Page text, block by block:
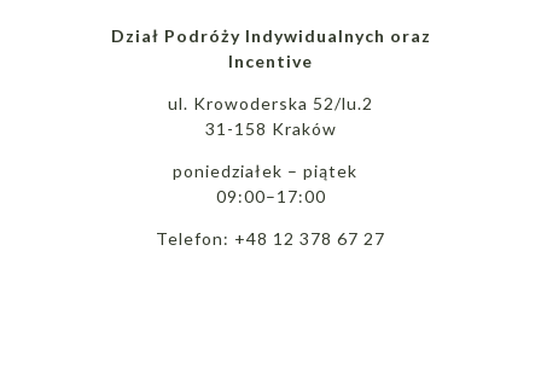
Dział Podróży Indywidualnych oraz
Incentive
ul. Krowoderska 52/lu.2
31-158 Kraków
poniedziałek – piątek
09:00–17:00
Telefon: +48 12 378 67 27